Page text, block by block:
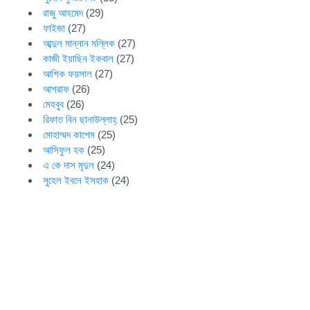
রাজু আহমেদ(29)
ফাইজা (27)
আব্দুল মান্নান মল্লিক (27)
কাজী ইয়াছিন ইকবাল (27)
আশিক ফয়সাল (27)
আশরাফ (26)
মেহবুব (26)
রিফাত বিন ছানাউল্লাহ্ (25)
মোহাম্মদ কাশেম (25)
আসিফুল হক (25)
এ কে দাস মৃদুল (24)
সুহেল ইবনে ইসহাক (24)